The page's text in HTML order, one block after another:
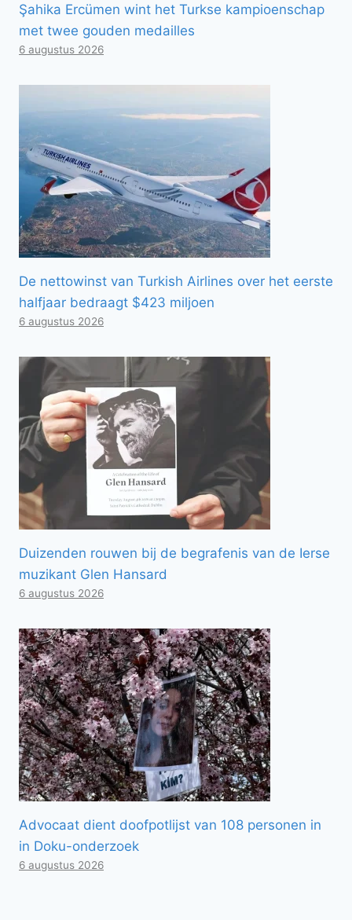
Şahika Ercümen wint het Turkse kampioenschap
met twee gouden medailles
6 augustus 2026
De nettowinst van Turkish Airlines over het eerste
halfjaar bedraagt ​​$423 miljoen
6 augustus 2026
Duizenden rouwen bij de begrafenis van de Ierse
muzikant Glen Hansard
6 augustus 2026
Advocaat dient doofpotlijst van 108 personen in
in Doku-onderzoek
6 augustus 2026